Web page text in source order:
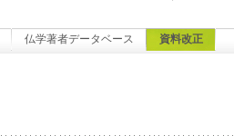
仏学著者データベース 資料改正